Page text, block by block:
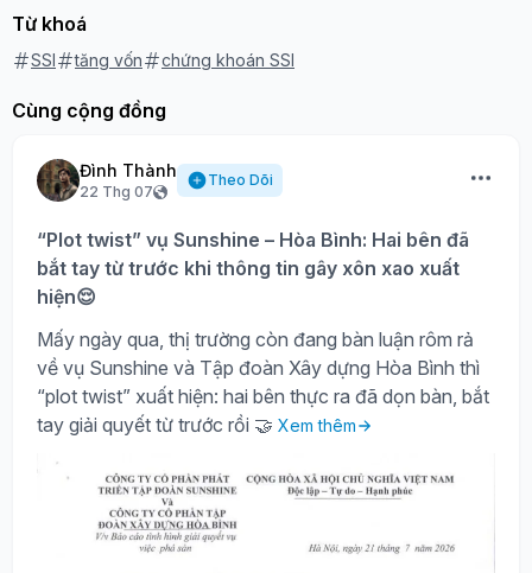
Từ khoá
SSI tăng vốn chứng khoán SSI
Cùng cộng đồng
Đình Thành
22 Thg 07
Theo Dõi
“Plot twist” vụ Sunshine – Hòa Bình: Hai bên đã
bắt tay từ trước khi thông tin gây xôn xao xuất
hiện😌
Mấy ngày qua, thị trường còn đang bàn luận rôm rả
về vụ Sunshine và Tập đoàn Xây dựng Hòa Bình thì
“plot twist” xuất hiện: hai bên thực ra đã dọn bàn, bắt
tay giải quyết từ trước rồi 🤝 Xem thêm